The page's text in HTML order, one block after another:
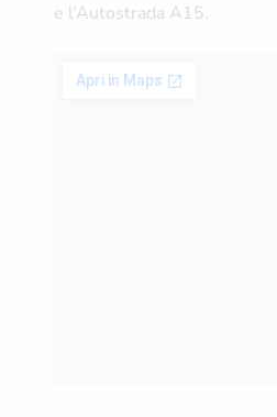
e l’Autostrada A15.